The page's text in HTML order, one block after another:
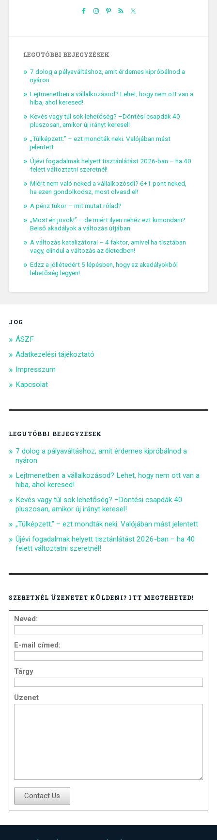
LEGUTÓBBI BEJEGYZÉSEK
7 dolog a pályaváltáshoz, amit érdemes kipróbálnod a
nyáron
Lejtmenetben a vállalkozásod? Lehet, hogy nem ott van a
hiba, ahol keresed!
Kevés vagy túl sok lehetőség? –Döntési csapdák 40
pluszosan, amikor új irányt keresel!
„Túlképzett.” – ezt mondták neki. Valójában mást
jelentett
Újévi fogadalmak helyett tisztánlátást 2026-ban – ha 40
felett változtatni szeretnél!
Miért nem való neked a vállalkozósdi? 6+1 pont neked,
ha ezen gondolkodsz, most olvasd el!
A pénz tükör – mit mutat rólad?
„Most én jövök!” – de miért ilyen nehéz ezt kimondani?
Belső akadályok a változás útjában
A változás katalizátorai – 4 faktor, amivel ha tisztában
vagy, elindul a változás az életedben!
Edzz a jóllétedért 5 lépésben, hogy az akadályokból
lehetőség legyen!
JOG
ÁSZF
Adatkezelési tájékoztató
Impresszum
Kapcsolat
LEGUTÓBBI BEJEGYZÉSEK
7 dolog a pályaváltáshoz, amit érdemes kipróbálnod a
nyáron
Lejtmenetben a vállalkozásod? Lehet, hogy nem ott van a
hiba, ahol keresed!
Kevés vagy túl sok lehetőség? –Döntési csapdák 40
pluszosan, amikor új irányt keresel!
„Túlképzett.” – ezt mondták neki. Valójában mást jelentett
Újévi fogadalmak helyett tisztánlátást 2026-ban – ha 40
felett változtatni szeretnél!
SZERETNÉL ÜZENETET KÜLDENI? ITT MEGTEHETED!
Neved:
E-mail címed:
Tárgy
Üzenet
Contact Us